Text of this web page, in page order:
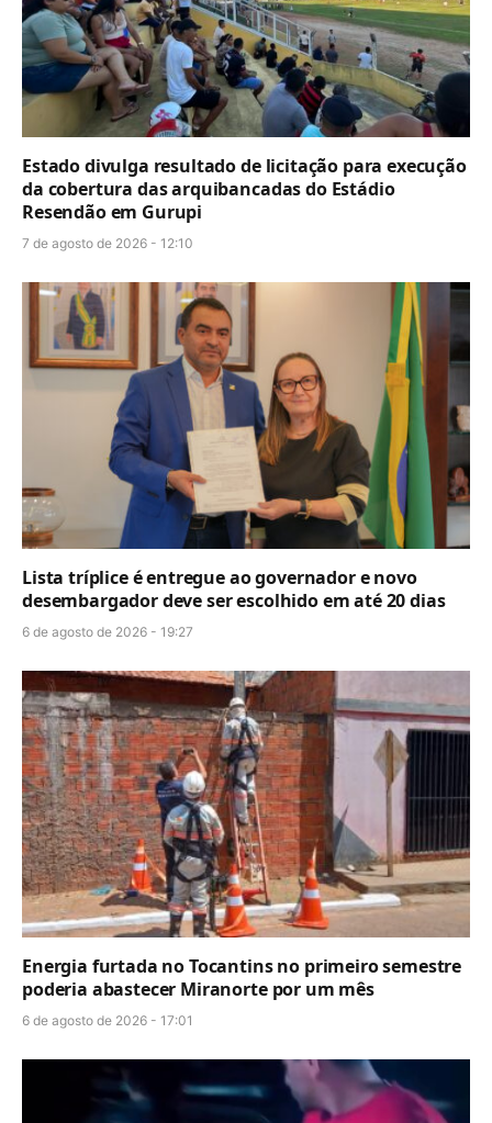
Estado divulga resultado de licitação para execução
da cobertura das arquibancadas do Estádio
Resendão em Gurupi
7 de agosto de 2026 - 12:10
Lista tríplice é entregue ao governador e novo
desembargador deve ser escolhido em até 20 dias
6 de agosto de 2026 - 19:27
Energia furtada no Tocantins no primeiro semestre
poderia abastecer Miranorte por um mês
6 de agosto de 2026 - 17:01